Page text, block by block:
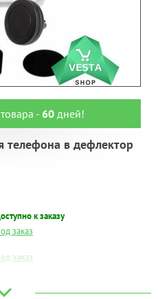
- 60дней!
телефона в дефлектор
к заказу
заказ
заказ
заказ